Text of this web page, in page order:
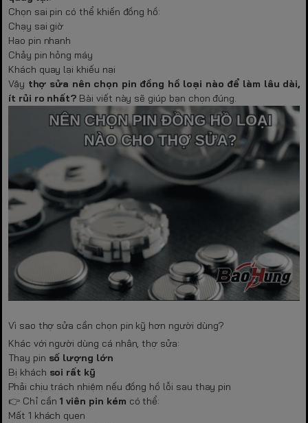
Chọn sai pin có thể khiến đồng hồ:
Chạy sai giờ
Hao pin nhanh
Chảy pin hỏng máy
Khách quay lại khiếu nại
Vậy thợ sửa nên chọn pin đồng hồ loại nào để làm lâu dài,
ít rủi ro nhất? Bài viết này sẽ giúp bạn chọn đúng.
Vì sao thợ sửa cần chọn pin kỹ hơn người dùng?
Khác với người dùng cá nhân, thợ sửa:
Thay pin số lượng lớn
Bị khách soi rất kỹ
Phải chịu trách nhiệm nếu đồng hồ lỗi sau thay pin
👉 Chỉ cần 1 viên pin kém có thể:
Mất 1 khách quen